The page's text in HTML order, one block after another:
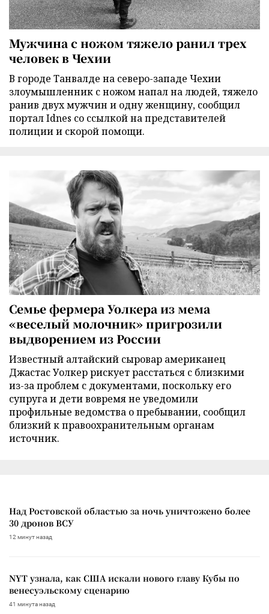
Мужчина с ножом тяжело ранил трех
человек в Чехии
В городе Танвалде на северо-западе Чехии
злоумышленник с ножом напал на людей, тяжело
ранив двух мужчин и одну женщину, сообщил
портал Idnes со ссылкой на представителей
полиции и скорой помощи.
Семье фермера Уолкера из мема
«веселый молочник» пригрозили
выдворением из России
Известный алтайский сыровар американец
Джастас Уолкер рискует расстаться с близкими
из-за проблем с документами, поскольку его
супруга и дети вовремя не уведомили
профильные ведомства о пребывании, сообщил
близкий к правоохранительным органам
источник.
Над Ростовской областью за ночь уничтожено более
30 дронов ВСУ
12 минут назад
NYT узнала, как США искали нового главу Кубы по
венесуэльскому сценарию
41 минута назад